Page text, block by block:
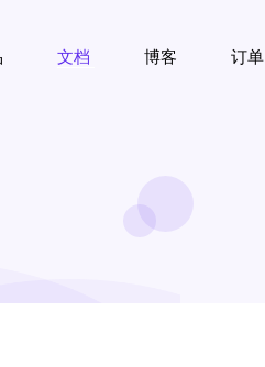
文档 博客 订单